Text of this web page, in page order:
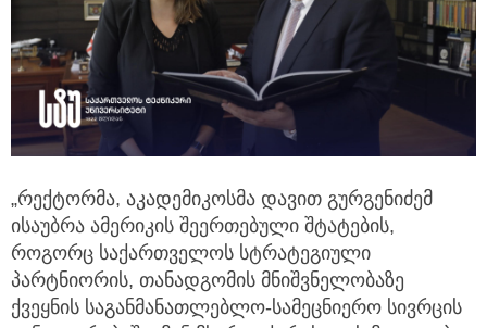
ისაუბრა ამერიკის შეერთებული შტატების,
როგორც საქართველოს სტრატეგიული
პარტნიორის, თანადგომის მნიშვნელობაზე
ქვეყნის საგანმანათლებლო-სამეცნიერო სივრცის
განვითარებაში. მან მხარდაჭერისთვის მადლობა